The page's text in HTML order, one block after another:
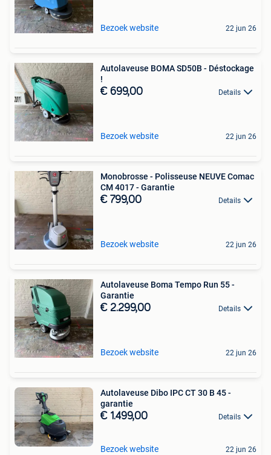
Bezoek website 22 jun 26
Autolaveuse BOMA SD50B - Déstockage
!
€ 699,00 Details
Bezoek website 22 jun 26
Monobrosse - Polisseuse NEUVE Comac
CM 4017 - Garantie
€ 799,00 Details
Bezoek website 22 jun 26
Autolaveuse Boma Tempo Run 55 -
Garantie
€ 2.299,00 Details
Bezoek website 22 jun 26
Autolaveuse Dibo IPC CT 30 B 45 -
garantie
€ 1.499,00 Details
Bezoek website 22 jun 26